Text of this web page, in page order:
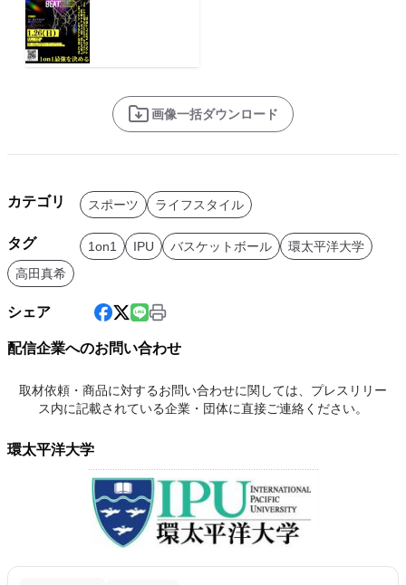
画像一括ダウンロード
カテゴリ スポーツ ライフスタイル
タグ 1on1 IPU バスケットボール
環太平洋大学
高田真希
シェア
配信企業へのお問い合わせ
取材依頼・商品に対するお問い合わせに関しては、プレスリリー
ス内に記載されている企業・団体に直接ご連絡ください。
環太平洋大学